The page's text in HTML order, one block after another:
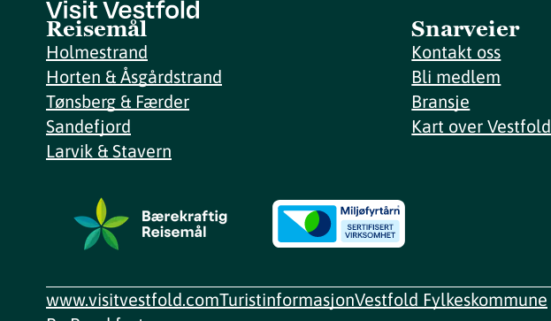
Reisemål
Holmestrand
Horten & Åsgårdstrand
Tønsberg & Færder
Sandefjord
Larvik & Stavern
Snarveier
Kontakt oss
Bli medlem
Bransje
Kart over Vestfold
www.visitvestfold.comTuristinformasjonVestfold Fylkeskommune